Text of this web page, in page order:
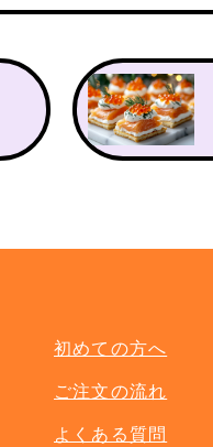
初めての方へ
ご注文の流れ
よくある質問